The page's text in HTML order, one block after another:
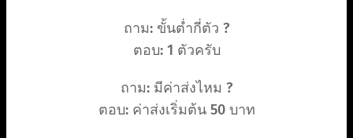
ถาม: ขั้นต่ำกี่ตัว ?
ตอบ: 1 ตัวครับ
ถาม: มีค่าส่งไหม ?
ตอบ: ค่าส่งเริ่มต้น 50 บาท